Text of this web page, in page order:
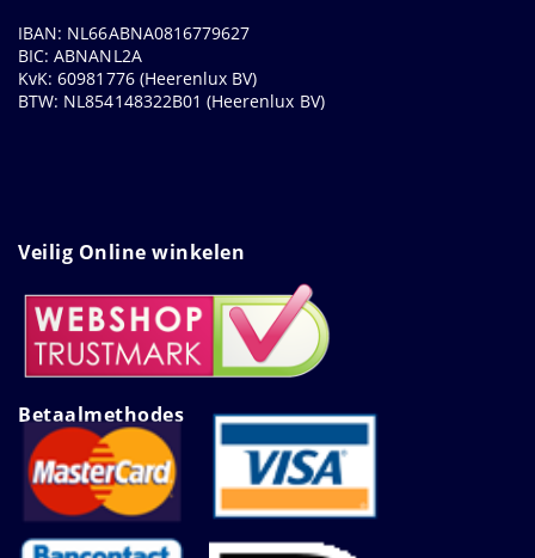
IBAN: NL66ABNA0816779627
BIC: ABNANL2A
KvK: 60981776 (Heerenlux BV)
BTW: NL854148322B01 (Heerenlux BV)
Veilig Online winkelen
Betaalmethodes